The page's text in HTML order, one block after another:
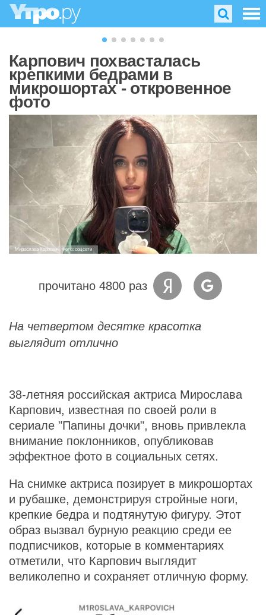
Карпович похвасталась
крепкими бедрами в
микрошортах - откровенное
фото
Мирослава Карпович. Фото: соцсети
прочитано 4800 раз
На четвертом десятке красотка
выглядит отлично
38-летняя российская актриса Мирослава
Карпович, известная по своей роли в
сериале "Папины дочки", вновь привлекла
внимание поклонников, опубликовав
эффектное фото в социальных сетях.
На снимке актриса позирует в микрошортах
и рубашке, демонстрируя стройные ноги,
крепкие бедра и подтянутую фигуру. Этот
образ вызвал бурную реакцию среди ее
подписчиков, которые в комментариях
отметили, что Карпович выглядит
великолепно и сохраняет отличную форму.